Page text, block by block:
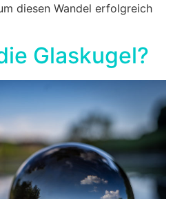
diesen Wandel erfolgreich
Glaskugel?